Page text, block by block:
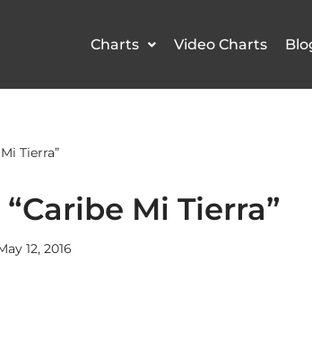
Charts Video Charts
Tierra”
Mi Tierra”
12, 2016